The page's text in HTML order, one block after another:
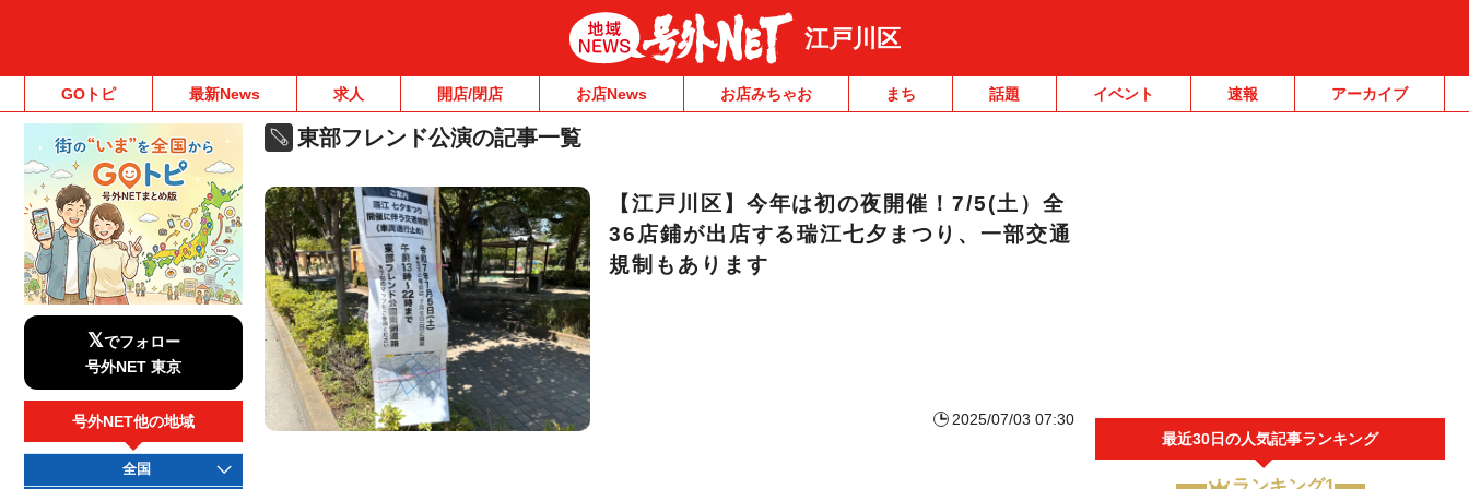
江戸川区
GOトピ 最新News 求人 開店/閉店 お店News お店みちゃお まち 話題 イベント 速報 アーカイブ
東部フレンド公演の記事一覧
【江戸川区】今年は初の夜開催！7/5(土）全
36店鋪が出店する瑞江七夕まつり、一部交通
規制もあります
2025/07/03 07:30
最近30日の人気記事ランキング
𝕏でフォロー
号外NET 東京
号外NET他の地域
全国